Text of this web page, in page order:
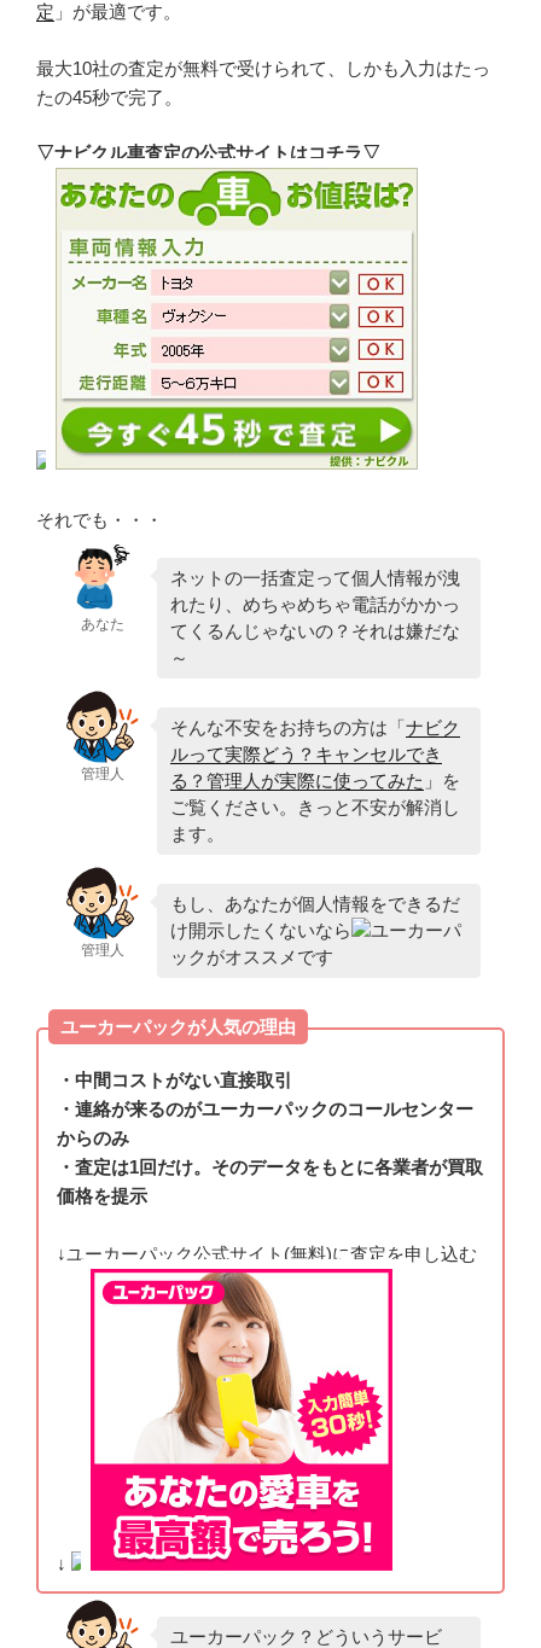
定 」が最適です。
最大10社の査定が無料で受けられて、しかも入力はたっ
たの45秒で完了。
▽ナビクル車査定の公式サイトはコチラ▽
それでも・・・
あなた
ネットの一括査定って個人情報が洩
れたり、めちゃめちゃ電話がかかっ
てくるんじゃないの？それは嫌だな
～
管理人
そんな不安をお持ちの方は「ナビク
ルって実際どう？キャンセルでき
る？管理人が実際に使ってみた 」を
ご覧ください。きっと不安が解消し
ます。
管理人
もし、あなたが個人情報をできるだ
け開示したくないなら
ユーカーパ
ックがオススメです
ユーカーパックが人気の理由
・中間コストがない直接取引
・連絡が来るのがユーカーパックのコールセンター
からのみ
・査定は1回だけ。そのデータをもとに各業者が買取
価格を提示
↓ユーカーパック公式サイト(無料)に査定を申し込む
↓
ユーカーパック？どういうサービ